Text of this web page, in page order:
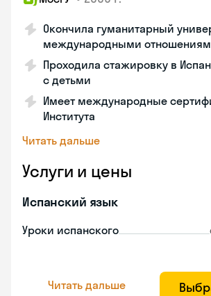
Окончила гуманитарный
международными
Проходила стажировку в
с детьми
Имеет международные
Института
Читать дальше
Услуги и цены
Испанский язык
Уроки испанского
Читать дальше